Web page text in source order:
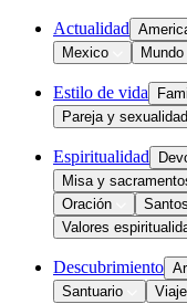
Actualidad
Mexico
Mundo
Estilo de vida
Pareja y sexualidad
Espiritualidad
Misa y
Oración
Santos
Valores
Descubrimiento
Santuario